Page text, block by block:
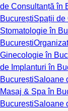
de Consultanță în
BucureștiSpații de
Stomatologie în
București
Ginecologie în
de Implanturi în
BucureștiSaloane
Masaj & Spa în
BucureștiSaloane